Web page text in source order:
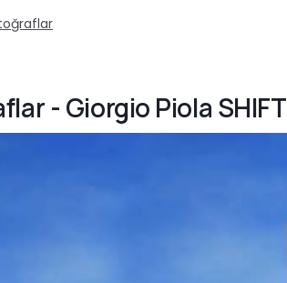
- Giorgio Piola SHIFT